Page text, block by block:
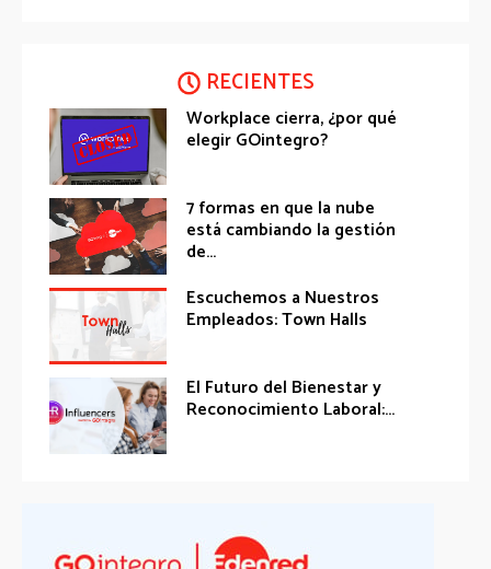
RECIENTES
Workplace cierra, ¿por qué
elegir GOintegro?
7 formas en que la nube
está cambiando la gestión
de...
Escuchemos a Nuestros
Empleados: Town Halls
El Futuro del Bienestar y
Reconocimiento Laboral:...